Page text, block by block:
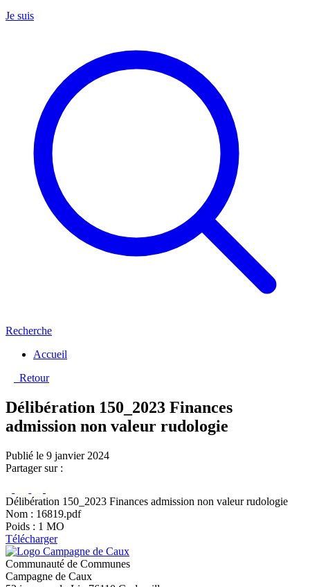
Je suis
Recherche
Accueil
Retour
Délibération 150_2023 Finances
admission non valeur rudologie
Publié le 9 janvier 2024
Partager sur :
Délibération 150_2023 Finances admission non valeur rudologie
Nom : 16819.pdf
Poids : 1 MO
Télécharger
Communauté de Communes
Campagne de Caux